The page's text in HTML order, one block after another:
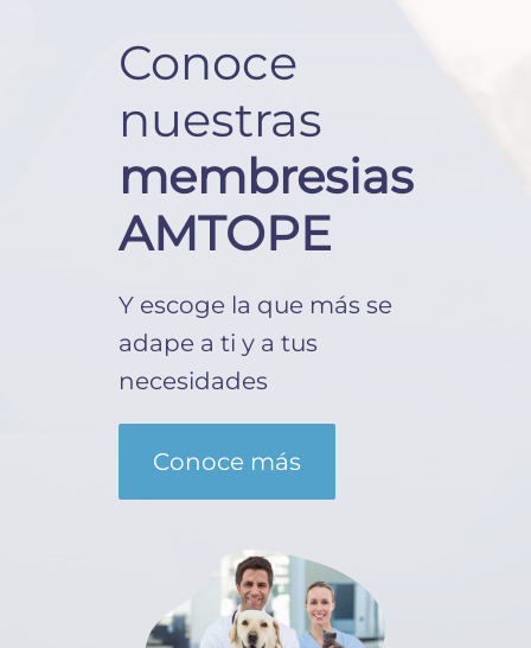
Conoce
nuestras
membresias
AMTOPE
Y escoge la que más se
adape a ti y a tus
necesidades
Conoce más